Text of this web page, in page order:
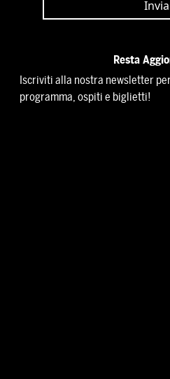
Resta
Iscriviti alla nostra newsletter
programma, ospiti e biglietti!